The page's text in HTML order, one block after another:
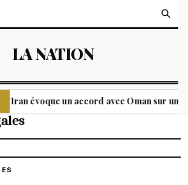
LA NATION
l'Iran évoque un accord avec Oman sur un